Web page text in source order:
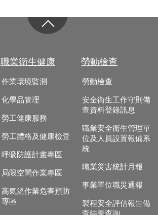
職業衛生健康
作業環境監測
化學品管理
勞工健康服務
勞工體格及健康檢查
呼吸防護計畫專區
局限空間作業專區
高氣溫作業危害預防
專區
勞動檢查
勞動檢查
安全衛生工作守則備
查資料登錄訊息
職業安全衛生管理單
位及人員設置報備系
統
職業災害統計月報
事業單位職災通報
製程安全評估報告備